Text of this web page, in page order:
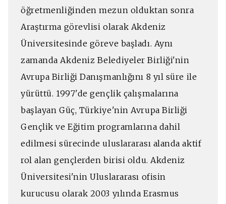
öğretmenliğinden mezun olduktan sonra
Araştırma görevlisi olarak Akdeniz
Üniversitesinde göreve başladı. Aynı
zamanda Akdeniz Belediyeler Birliği'nin
Avrupa Birliği Danışmanlığını 8 yıl süre ile
yürüttü. 1997'de gençlik çalışmalarına
başlayan Güç, Türkiye'nin Avrupa Birliği
Gençlik ve Eğitim programlarına dahil
edilmesi sürecinde uluslararası alanda aktif
rol alan gençlerden birisi oldu. Akdeniz
Üniversitesi'nin Uluslararası ofisin
kurucusu olarak 2003 yılında Erasmus